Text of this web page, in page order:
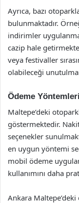
Ayrıca, bazı
bulunmaktadır.
indirimler
cazip hale
veya festivaller
olabileceği
Ödeme Yöntemleri
Maltepe’deki
göstermektedir.
seçenekler
en uygun yöntemi
mobil ödeme
kullanımını daha
Ankara